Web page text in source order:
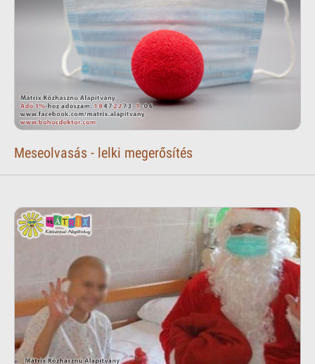
Meseolvasás - lelki megerősítés